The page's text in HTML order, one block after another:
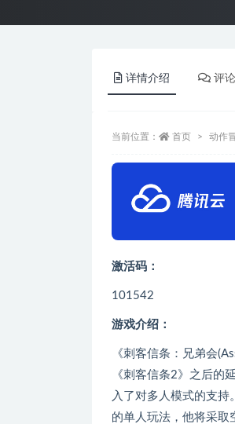
详情介绍 评
当前位置： 首页 动作
激活码：
101542
游戏介绍：
《刺客信条：兄弟会
《刺客信条2》之后的
入了对多人模式的支
的单人玩法，他将采取